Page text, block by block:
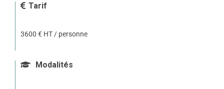
Tarif
3600 € HT / personne
Modalités